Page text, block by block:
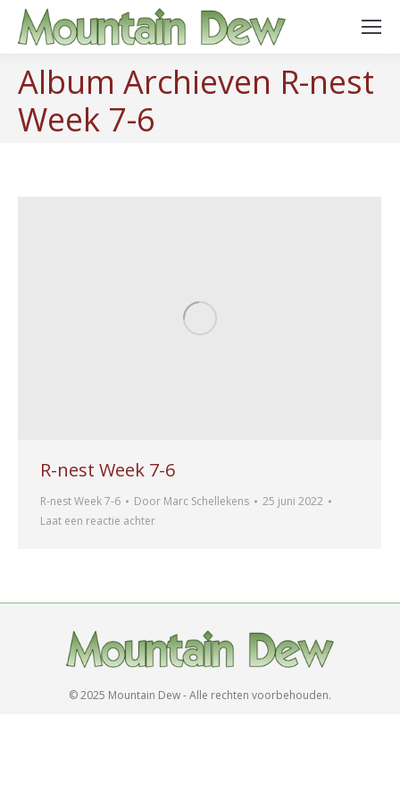
Album Archieven R-nest
Week 7-6
R-nest Week 7-6
R-nest Week 7-6 Door Marc Schellekens
25 juni 2022
Laat een reactie achter
© 2025 Mountain Dew - Alle rechten voorbehouden.